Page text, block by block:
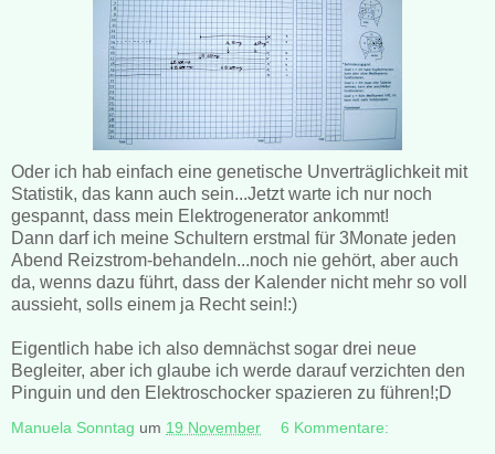
Oder ich hab einfach eine genetische Unverträglichkeit mit
Statistik, das kann auch sein...Jetzt warte ich nur noch
gespannt, dass mein Elektrogenerator ankommt!
Dann darf ich meine Schultern erstmal für 3Monate jeden
Abend Reizstrom-behandeln...noch nie gehört, aber auch
da, wenns dazu führt, dass der Kalender nicht mehr so voll
aussieht, solls einem ja Recht sein!:)
Eigentlich habe ich also demnächst sogar drei neue
Begleiter, aber ich glaube ich werde darauf verzichten den
Pinguin und den Elektroschocker spazieren zu führen!;D
Manuela Sonntag um 19 November 6 Kommentare: